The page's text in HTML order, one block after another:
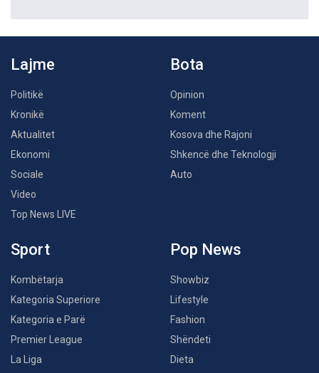
Lajme
Politikë
Kronikë
Aktualitet
Ekonomi
Sociale
Video
Top News LIVE
Bota
Opinion
Koment
Kosova dhe Rajoni
Shkencë dhe Teknologji
Auto
Sport
Kombëtarja
Kategoria Superiore
Kategoria e Parë
Premier League
La Liga
Pop News
Showbiz
Lifestyle
Fashion
Shëndeti
Dieta